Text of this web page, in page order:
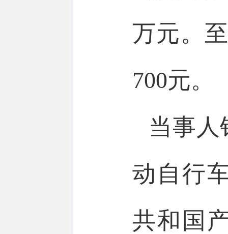
万元。
700元。
当事
动自行
共和国